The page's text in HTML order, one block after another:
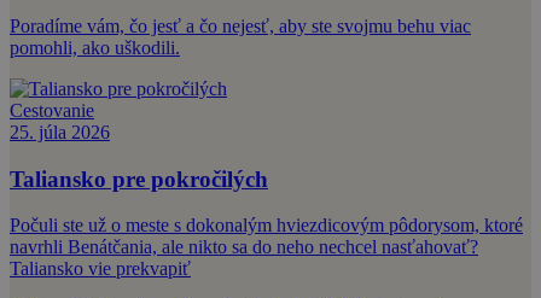
Poradíme vám, čo jesť a čo nejesť, aby ste svojmu behu viac
pomohli, ako uškodili.
Cestovanie
25. júla 2026
Taliansko pre pokročilých
Počuli ste už o meste s dokonalým hviezdicovým pôdorysom, ktoré
navrhli Benátčania, ale nikto sa do neho nechcel nasťahovať?
Taliansko vie prekvapiť